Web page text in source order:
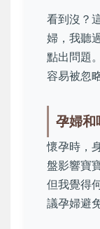
看到沒？
婦，我聽
點出問題
容易被忽略
孕婦和
懷孕時，
盤影響寶
但我覺得
議孕婦避